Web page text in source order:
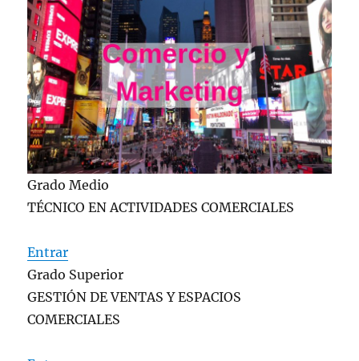
Grado Medio
TÉCNICO EN ACTIVIDADES COMERCIALES
Entrar
Grado Superior
GESTIÓN DE VENTAS Y ESPACIOS
COMERCIALES